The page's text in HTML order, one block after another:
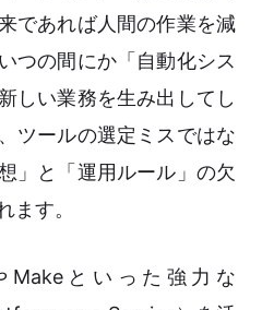
であれば人間の作業を減
つの間にか「自動化シス
しい業務を生み出してし
ツールの選定ミスではな
」と「運用ルール」の欠
ます。
といった強力な